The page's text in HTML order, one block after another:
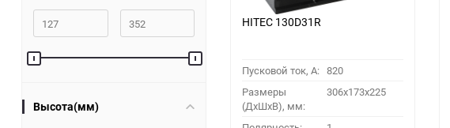
Высота(мм)
HITEC 130D31R
Пусковой ток, A: 820
Размеры
(ДхШхВ), мм:
306x173x225